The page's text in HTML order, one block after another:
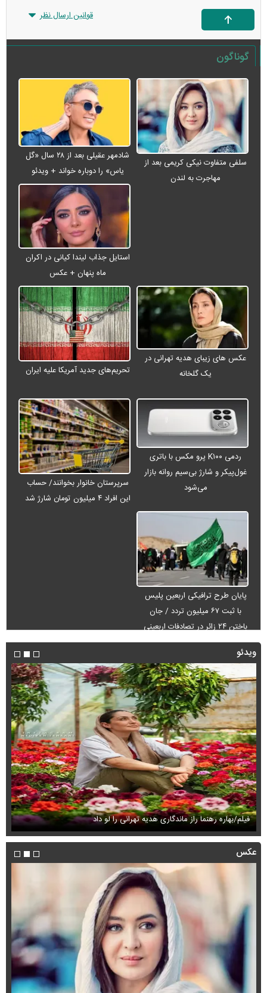
قوانین ارسال نظر
گوناگون
سلفی متفاوت نیکی کریمی بعد از
مهاجرت به لندن
شادمهر عقیلی بعد از ۲۸ سال «گل
یاس» را دوباره خواند + ویدئو
استایل جذاب لیندا کیانی در اکران
ماه پنهان + عکس
عکس های زیبای هدیه تهرانی در
یک گلخانه
تحریم‌های جدید آمریکا علیه ایران
ردمی K۱۰۰ پرو مکس با باتری
غول‌پیکر و شارژ بی‌سیم روانه بازار
می‌شود
سرپرستان خانوار بخوانند/ حساب
این افراد ۴ میلیون تومان شارژ شد
پایان طرح ترافیکی اربعین پلیس
با ثبت ۶۷ میلیون تردد / جان
باختن ۲۴ زائر در تصادفات اربعینی
ویدئو
فیلم/بهاره رهنما راز ماندگاری هدیه تهرانی را لو داد
عکس